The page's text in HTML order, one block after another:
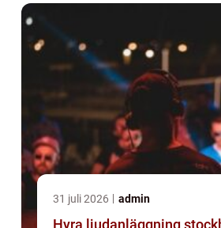
31 juli 2026 admin
Hyra ljudanläggning